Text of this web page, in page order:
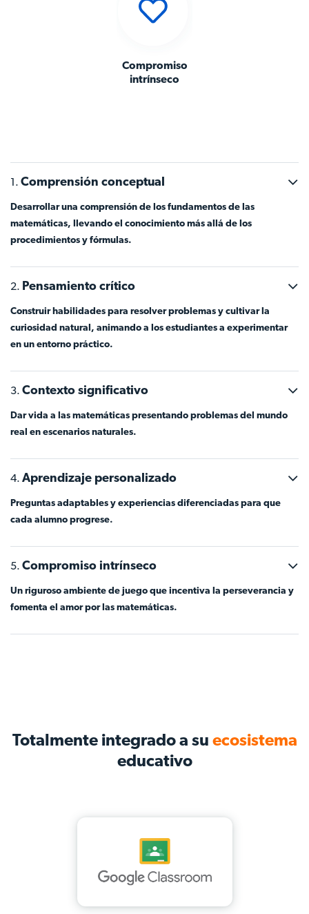
Compromiso
intrínseco
Comprensión conceptual
Desarrollar una comprensión de los fundamentos de las
matemáticas, llevando el conocimiento más allá de los
procedimientos y fórmulas.
Pensamiento crítico
Construir habilidades para resolver problemas y cultivar la
curiosidad natural, animando a los estudiantes a experimentar
en un entorno práctico.
Contexto significativo
Dar vida a las matemáticas presentando problemas del mundo
real en escenarios naturales.
Aprendizaje personalizado
Preguntas adaptables y experiencias diferenciadas para que
cada alumno progrese.
Compromiso intrínseco
Un riguroso ambiente de juego que incentiva la perseverancia y
fomenta el amor por las matemáticas.
Totalmente integrado a su ecosistema
educativo